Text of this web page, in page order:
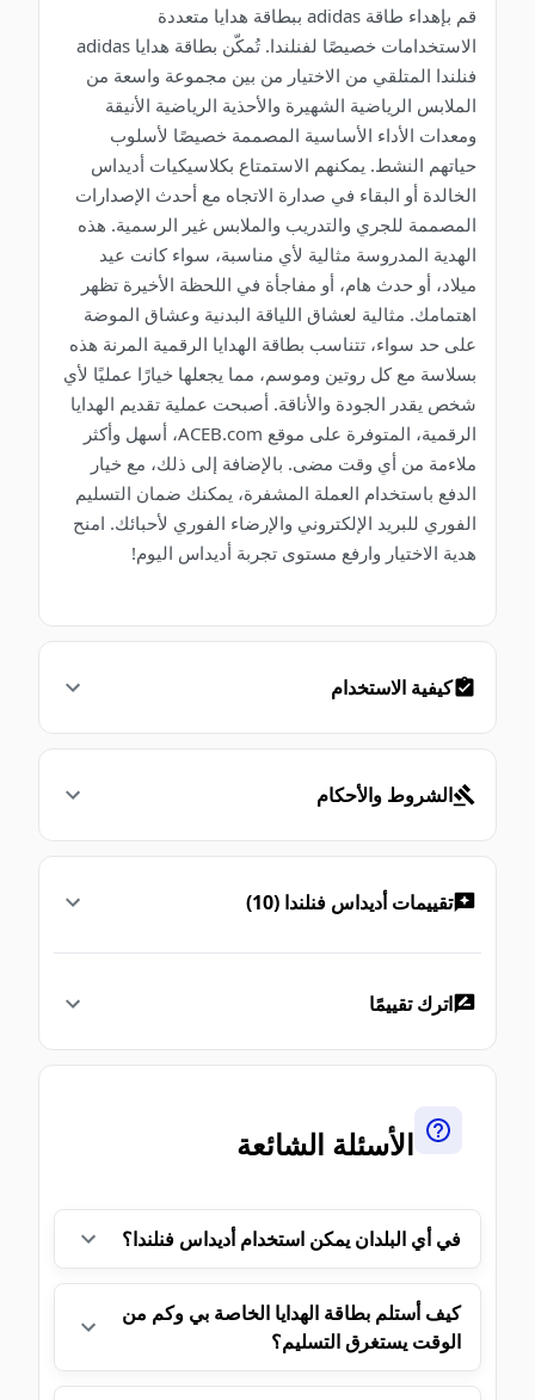
قم بإهداء طاقة adidas ببطاقة هدايا متعددة
الاستخدامات خصيصًا لفنلندا. تُمكّن بطاقة هدايا adidas
فنلندا المتلقي من الاختيار من بين مجموعة واسعة من
الملابس الرياضية الشهيرة والأحذية الرياضية الأنيقة
ومعدات الأداء الأساسية المصممة خصيصًا لأسلوب
حياتهم النشط. يمكنهم الاستمتاع بكلاسيكيات أديداس
الخالدة أو البقاء في صدارة الاتجاه مع أحدث الإصدارات
المصممة للجري والتدريب والملابس غير الرسمية. هذه
الهدية المدروسة مثالية لأي مناسبة، سواء كانت عيد
ميلاد، أو حدث هام، أو مفاجأة في اللحظة الأخيرة تظهر
اهتمامك. مثالية لعشاق اللياقة البدنية وعشاق الموضة
على حد سواء، تتناسب بطاقة الهدايا الرقمية المرنة هذه
بسلاسة مع كل روتين وموسم، مما يجعلها خيارًا عمليًا لأي
شخص يقدر الجودة والأناقة. أصبحت عملية تقديم الهدايا
الرقمية، المتوفرة على موقع ACEB.com، أسهل وأكثر
ملاءمة من أي وقت مضى. بالإضافة إلى ذلك، مع خيار
الدفع باستخدام العملة المشفرة، يمكنك ضمان التسليم
الفوري للبريد الإلكتروني والإرضاء الفوري لأحبائك. امنح
هدية الاختيار وارفع مستوى تجربة أديداس اليوم!
كيفية الاستخدام
الشروط والأحكام
تقييمات أديداس فنلندا (10)
اترك تقييمًا
الأسئلة الشائعة
في أي البلدان يمكن استخدام أديداس فنلندا؟
كيف أستلم بطاقة الهدايا الخاصة بي وكم من
الوقت يستغرق التسليم؟